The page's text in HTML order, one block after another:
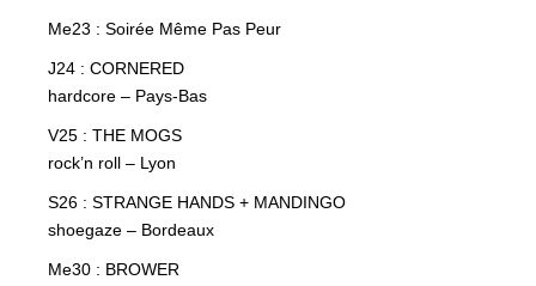
Me23 : Soirée Même Pas Peur
J24 : CORNERED
hardcore – Pays-Bas
V25 : THE MOGS
rock’n roll – Lyon
S26 : STRANGE HANDS + MANDINGO
shoegaze – Bordeaux
Me30 : BROWER